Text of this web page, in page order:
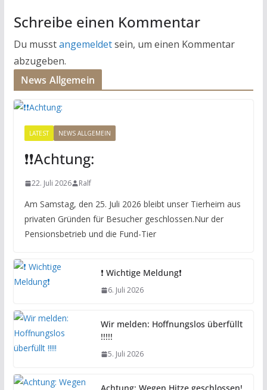
Schreibe einen Kommentar
Du musstangemeldetsein, um einen Kommentar
abzugeben.
News Allgemein
LATEST NEWS ALLGEMEIN
❗️❗️Achtung:
22. Juli 2026 Ralf
Am Samstag, den 25. Juli 2026 bleibt unser Tierheim aus
privaten Gründen für Besucher geschlossen.Nur der
Pensionsbetrieb und die Fund-Tier
❗️ Wichtige Meldung❗️
6. Juli 2026
Wir melden: Hoffnungslos überfüllt
!!!!!
5. Juli 2026